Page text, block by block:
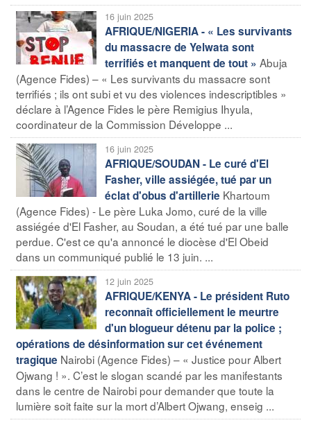
16 juin 2025
AFRIQUE/NIGERIA - « Les survivants
du massacre de Yelwata sont
terrifiés et manquent de tout » Abuja
(Agence Fides) – « Les survivants du massacre sont
terrifiés ; ils ont subi et vu des violences indescriptibles »
déclare à l’Agence Fides le père Remigius Ihyula,
coordinateur de la Commission Développe ...
16 juin 2025
AFRIQUE/SOUDAN - Le curé d'El
Fasher, ville assiégée, tué par un
éclat d'obus d'artillerie Khartoum
(Agence Fides) - Le père Luka Jomo, curé de la ville
assiégée d'El Fasher, au Soudan, a été tué par une balle
perdue. C'est ce qu'a annoncé le diocèse d'El Obeid
dans un communiqué publié le 13 juin. ...
12 juin 2025
AFRIQUE/KENYA - Le président Ruto
reconnaît officiellement le meurtre
d'un blogueur détenu par la police ;
opérations de désinformation sur cet événement
tragique Nairobi (Agence Fides) – « Justice pour Albert
Ojwang ! ». C’est le slogan scandé par les manifestants
dans le centre de Nairobi pour demander que toute la
lumière soit faite sur la mort d’Albert Ojwang, enseig ...